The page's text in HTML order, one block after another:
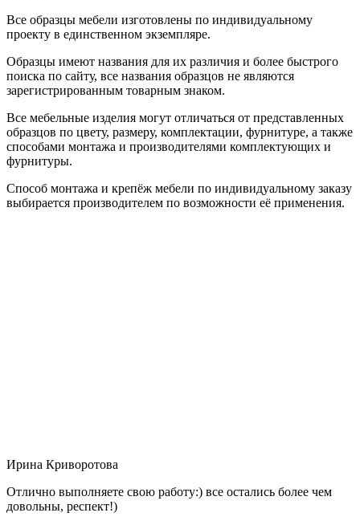
Все образцы мебели изготовлены по индивидуальному
проекту в единственном экземпляре.
Образцы имеют названия для их различия и более быстрого
поиска по сайту, все названия образцов не являются
зарегистрированным товарным знаком.
Все мебельные изделия могут отличаться от представленных
образцов по цвету, размеру, комплектации, фурнитуре, а также
способами монтажа и производителями комплектующих и
фурнитуры.
Способ монтажа и крепёж мебели по индивидуальному заказу
выбирается производителем по возможности её применения.
Ирина Криворотова
Отлично выполняете свою работу:) все остались более чем
довольны, респект!)